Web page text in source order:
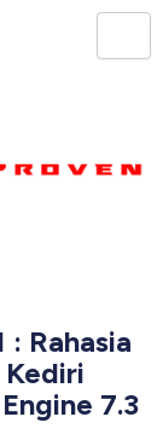
: Rahasia
Kediri
7.3